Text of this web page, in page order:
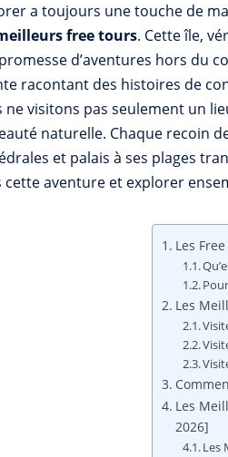
a toujours une touche de
free tours. Cette île,
d’aventures hors du
racontant des histoires de
ne visitons pas seulement un
naturelle. Chaque recoin
et palais à ses plages
cette aventure et explorer
Les
Les
Les
2026]
Les